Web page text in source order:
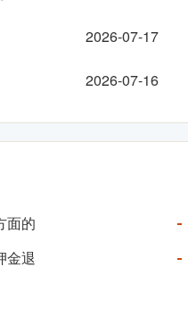
2026-07-17
2026-07-16
面的
金退